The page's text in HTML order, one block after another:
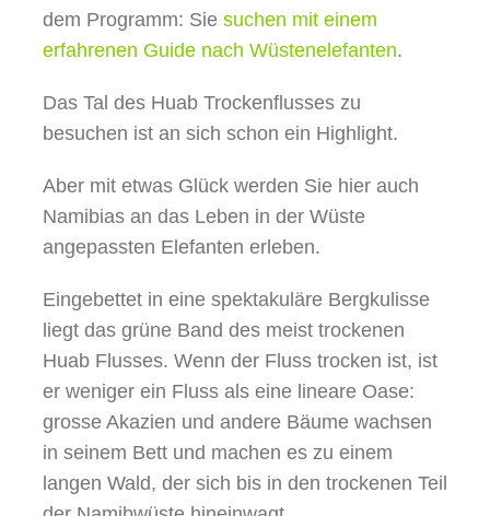
dem Programm: Sie suchen mit einem
erfahrenen Guide nach Wüstenelefanten.
Das Tal des Huab Trockenflusses zu
besuchen ist an sich schon ein Highlight.
Aber mit etwas Glück werden Sie hier auch
Namibias an das Leben in der Wüste
angepassten Elefanten erleben.
Eingebettet in eine spektakuläre Bergkulisse
liegt das grüne Band des meist trockenen
Huab Flusses. Wenn der Fluss trocken ist, ist
er weniger ein Fluss als eine lineare Oase:
grosse Akazien und andere Bäume wachsen
in seinem Bett und machen es zu einem
langen Wald, der sich bis in den trockenen Teil